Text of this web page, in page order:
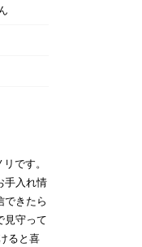
です。
手入れ情
できたら
見守って
ると喜